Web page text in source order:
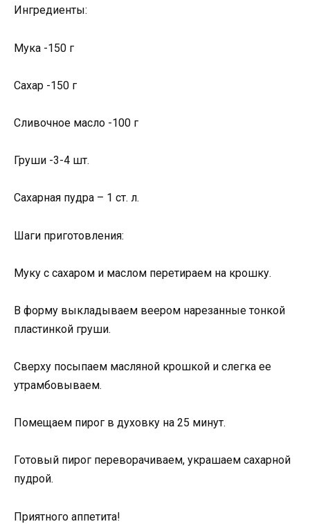
Ингредиенты:
Мука -150 г
Сахар -150 г
Сливочное масло -100 г
Груши -3-4 шт.
Сахарная пудра – 1 ст. л.
Шаги приготовления:
Муку с сахаром и маслом перетираем на крошку.
В форму выкладываем веером нарезанные тонкой
пластинкой груши.
Сверху посыпаем масляной крошкой и слегка ее
утрамбовываем.
Помещаем пирог в духовку на 25 минут.
Готовый пирог переворачиваем, украшаем сахарной
пудрой.
Приятного аппетита!